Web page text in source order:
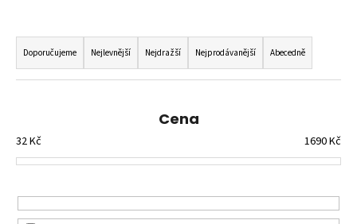
Ř
a
z
í
p
o
Doporučujeme Nejlevnější Nejdražší Nejprodávanější Abecedně
Cena
32Kč 1690Kč
HLEDAT
o
p
r
u